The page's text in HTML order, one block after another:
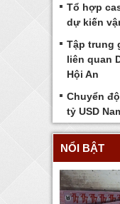
Tổ hợp
dự kiến
Tập trung
liên quan
Hội An
Chuyển
tỷ USD
NỔI BẬT